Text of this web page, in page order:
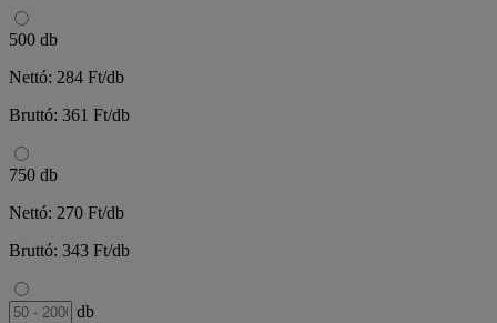
500 db
Nettó: 284 Ft/db
Bruttó: 361 Ft/db
750 db
Nettó: 270 Ft/db
Bruttó: 343 Ft/db
db